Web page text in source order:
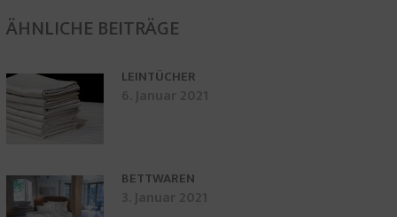
ÄHNLICHE BEITRÄGE
LEINTÜCHER
BETTWAREN